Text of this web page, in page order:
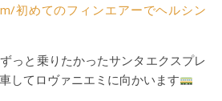
初めてのフィンエアーでヘルシン
っと乗りたかったサンタエクスプレ
してロヴァニエミに向かいます